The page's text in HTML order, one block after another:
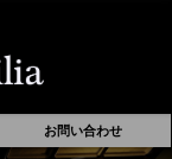
お問い合わせ